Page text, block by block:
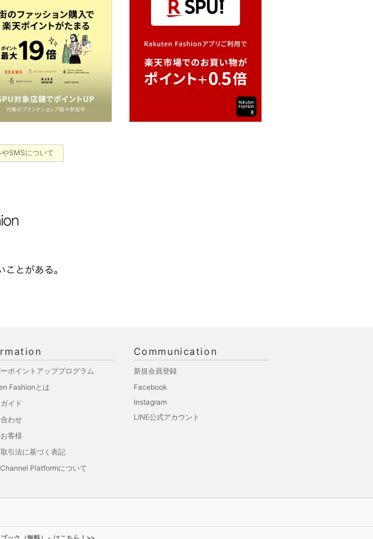
やSMSについて
ポイントアッププログラム
Fashionとは
イド
わせ
客様
引法に基づく表記
Platformについて
Communication
新規会員登録
Facebook
Instagram
LINE公式アカウント